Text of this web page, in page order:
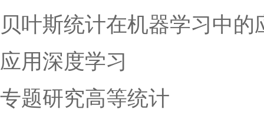
贝叶斯统计在机器学习中的
应用深度学习
专题研究高等统计